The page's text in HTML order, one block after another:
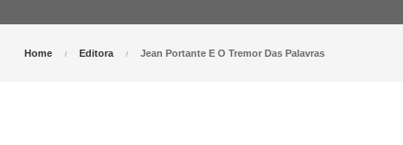
Home Editora Jean Portante E O Tremor Das Palavras